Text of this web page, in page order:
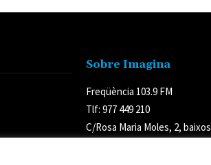
Sobre Imagina
Freqüència 103.9 FM
Tlf: 977 449 210
C/Rosa Maria Moles, 2, baixos